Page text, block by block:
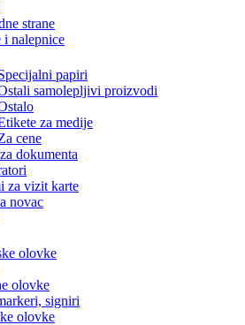
strane
i nalepnice
papiri
samolepljivi proizvodi
za medije
cene
dokumenta
za vizit karte
novac
olovke
olovke
signiri
olovke